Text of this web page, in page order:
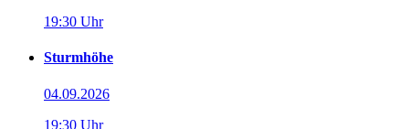
19:30 Uhr
Sturmhöhe
04.09.2026
19:30 Uhr